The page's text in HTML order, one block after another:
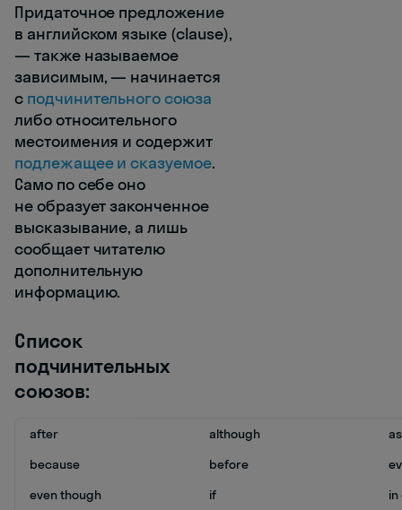
Придаточное предложение
в английском языке (clause),
— также называемое
зависимым, — начинается
с подчинительного союза
либо относительного
местоимения и содержит
подлежащее и сказуемое.
Само по себе оно
не образует законченное
высказывание, а лишь
сообщает читателю
дополнительную
информацию.
Список
подчинительных
союзов:
after although
as
because
before
even though
if